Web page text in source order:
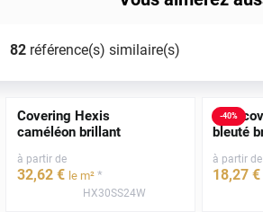
82référence(s) similaire(s)
Covering Hexis
caméléon brillant
à partir de
32,62 € le m² *
HX30SS24W
-40%
Film
bleuté
à partir de
18,27 €